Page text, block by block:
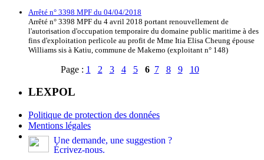
Arrêté n° 3398 MPF du 04/04/2018
Arrêté n° 3398 MPF du 4 avril 2018 portant renouvellement de
l'autorisation d'occupation temporaire du domaine public maritime à des
fins d'exploitation perlicole au profit de Mme Itia Elisa Cheung épouse
Williams sis à Katiu, commune de Makemo (exploitant n° 148)
Page : 1 2 3 4 5 6 7 8 9 10
LEXPOL
Politique de protection des données
Mentions légales
Une demande, une suggestion ?
Écrivez-nous.